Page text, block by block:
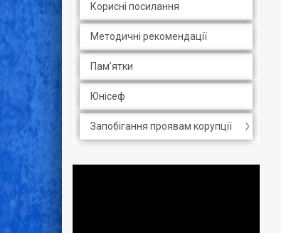
Корисні посилання
Методичні рекомендації
Пам’ятки
Юнісеф
Запобігання проявам корупції